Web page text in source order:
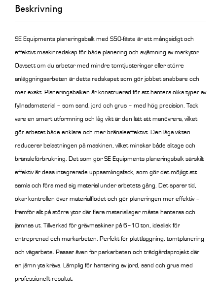
Beskrivning
SE Equipments planeringsbalk med S50-fäste är ett mångsidigt och
effektivt maskinredskap för både planering och avjämning av markytor.
Oavsett om du arbetar med mindre tomtjusteringar eller större
anläggningsarbeten är detta redskapet som gör jobbet snabbare och
mer exakt. Planeringsbalken är konstruerad för att hantera olika typer av
fyllnadsmaterial – som sand, jord och grus – med hög precision. Tack
vare en smart utformning och låg vikt är den lätt att manövrera, vilket
gör arbetet både enklare och mer bränsleeffektivt. Den låga vikten
reducerar belastningen på maskinen, vilket minskar både slitage och
bränsleförbrukning. Det som gör SE Equipments planeringsbalk särskilt
effektiv är dess integrerade uppsamlingsfack, som gör det möjligt att
samla och föra med sig material under arbetets gång. Det sparar tid,
ökar kontrollen över materialflödet och gör planeringen mer effektiv –
framför allt på större ytor där flera materiallager måste hanteras och
jämnas ut. Tillverkad för grävmaskiner på 6–10 ton, idealisk för
entreprenad och markarbeten. Perfekt för plattläggning, tomtplanering
och vägarbete. Passar även för parkarbeten och trädgårdsprojekt där
en jämn yta krävs. Lämplig för hantering av jord, sand och grus med
professionellt resultat.